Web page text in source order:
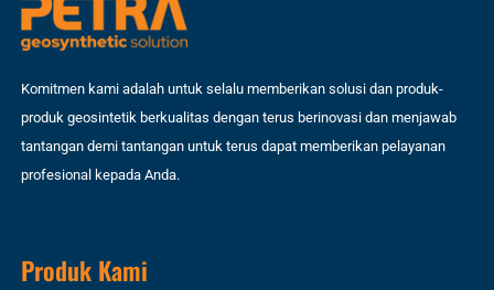
Komitmen kami adalah untuk selalu memberikan solusi dan produk-
produk geosintetik berkualitas dengan terus berinovasi dan menjawab
tantangan demi tantangan untuk terus dapat memberikan pelayanan
profesional kepada Anda.
Produk Kami